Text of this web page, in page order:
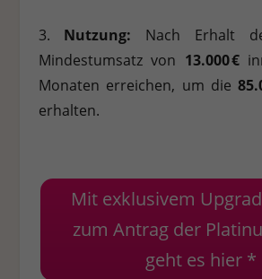
3. Nutzung: Nach Erhalt
Mindestumsatz von 13.000 €
Monaten erreichen, um die
erhalten.
Mit exklusivem
zum Antrag der
geht es hier *